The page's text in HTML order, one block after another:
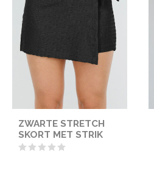
ZWARTE STRETCH
SKORT MET STRIK